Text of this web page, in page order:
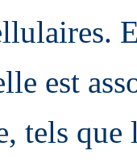
est
tels